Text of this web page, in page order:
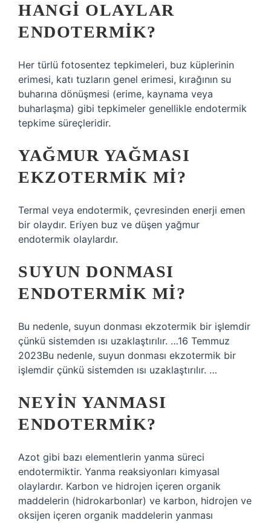
HANGI OLAYLAR
ENDOTERMIK?
Her türlü fotosentez tepkimeleri, buz küplerinin
erimesi, katı tuzların genel erimesi, kırağının su
buharına dönüşmesi (erime, kaynama veya
buharlaşma) gibi tepkimeler genellikle endotermik
tepkime süreçleridir.
YAĞMUR YAĞMASI
EKZOTERMIK MI?
Termal veya endotermik, çevresinden enerji emen
bir olaydır. Eriyen buz ve düşen yağmur
endotermik olaylardır.
SUYUN DONMASI
ENDOTERMIK MI?
Bu nedenle, suyun donması ekzotermik bir işlemdir
çünkü sistemden ısı uzaklaştırılır. …16 Temmuz
2023Bu nedenle, suyun donması ekzotermik bir
işlemdir çünkü sistemden ısı uzaklaştırılır. …
NEYIN YANMASI
ENDOTERMIK?
Azot gibi bazı elementlerin yanma süreci
endotermiktir. Yanma reaksiyonları kimyasal
olaylardır. Karbon ve hidrojen içeren organik
maddelerin (hidrokarbonlar) ve karbon, hidrojen ve
oksijen içeren organik maddelerin yanması